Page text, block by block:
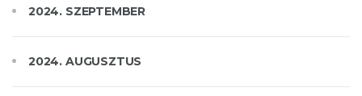
2024. SZEPTEMBER
2024. AUGUSZTUS